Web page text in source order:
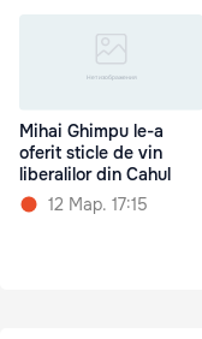
Mihai Ghimpu le-a
oferit sticle de vin
liberalilor din Cahul
12 Мар. 17:15